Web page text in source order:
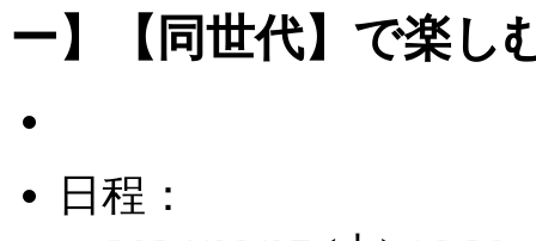
ー】【同世代】で楽し
日程：